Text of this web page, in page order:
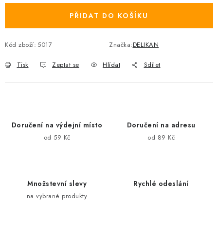
PŘIDAT DO KOŠÍKU
Kód zboží: 5017 Značka:DELIKAN
Tisk Zeptat se Hlídat Sdílet
Doručení na výdejní místo
od 59 Kč
Doručení na adresu
od 89 Kč
Množstevní slevy
na vybrané produkty
Rychlé odeslání